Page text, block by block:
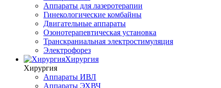
Аппараты для лазеротерапии
Гинекологические комбайны
Двигательные аппараты
Озонотерапевтическая установка
Транскраниальная электростимуляция
Электрофорез
Хирургия
Хирургия
Аппараты ИВЛ
Аппараты ЭХВЧ